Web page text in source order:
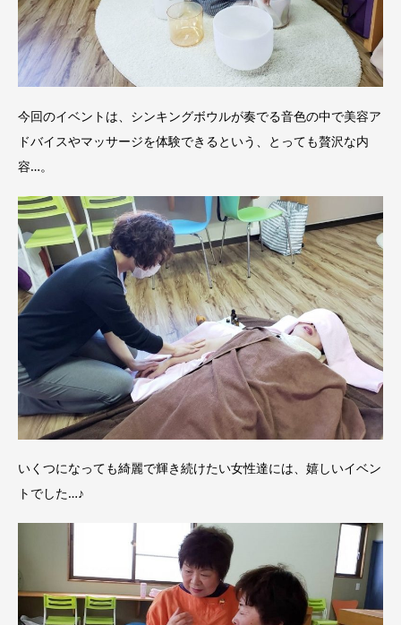
今回のイベントは、シンキングボウルが奏でる音色の中で美容ア
ドバイスやマッサージを体験できるという、とっても贅沢な内
容…。
いくつになっても綺麗で輝き続けたい女性達には、嬉しいイベン
トでした…♪